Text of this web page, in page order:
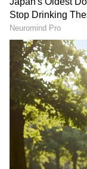
ಮಧ್ಯಪ್ರದೇಶದ
ಮತ್ತು
ಮಂಗೇಶ್ಕರ್
ಹೃದಯನಾಥ್,
ಗಾಯಕರು.
ಅವರು
ಅವರ ತಂದೆಯ